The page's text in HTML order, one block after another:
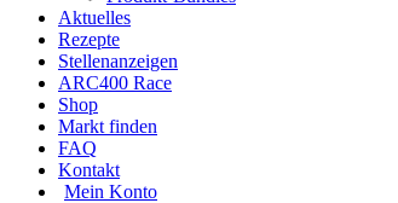
Aktuelles
Rezepte
Stellenanzeigen
ARC400 Race
Shop
Markt finden
FAQ
Kontakt
Mein Konto